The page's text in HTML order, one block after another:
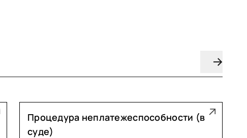
Процедура неплатежеспособности (в
суде)